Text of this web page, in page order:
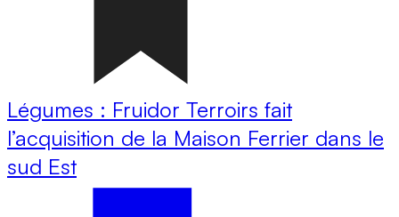
Légumes : Fruidor Terroirs fait
l’acquisition de la Maison Ferrier dans le
sud Est